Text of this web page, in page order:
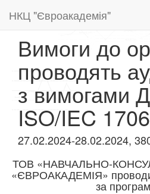
НКЦ "Євроакадемія"
Вимоги до
проводять
з вимогами
ISO/IEC
27.02.2024-28.02.2024,
ТОВ «НАВЧАЛЬНО-
«ЄВРОАКАДЕМІЯ»
за